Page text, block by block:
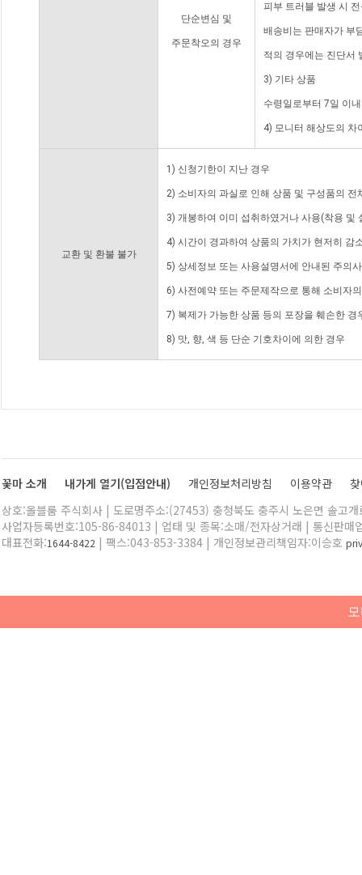
단순변심 및
주문착오의 경우
피부 트러블 발생 시
배송비는 판매자가 부
적의 경우에는 진단서
3) 기타 상품
수령일로부터 7일 이
4) 모니터 해상도의 차
교환 및 환불 불가
1) 신청기한이 지난 경우
2) 소비자의 과실로 인해 상품 및 구성품의
3) 개봉하여 이미 섭취하였거나 사용(착용 및
4) 시간이 경과하여 상품의 가치가 현저히 감
5) 상세정보 또는 사용설명서에 안내된 주의
6) 사전예약 또는 주문제작으로 통해 소비자
7) 복제가 가능한 상품 등의 포장을 훼손한 경
8) 맛, 향, 색 등 단순 기호차이에 의한 경우
꽃마 소개 내가게 열기(입점안내) 개인정보처리방침 이용약관
상호:올블룸 주식회사 | 도로명주소:(27453) 충청북도 충주시 노은면 솔고
사업자등록번호:105-86-84013 | 업태 및 종목:소매/전자상거래 | 통신판매
대표전화:1644-8422 | 팩스:043-853-3384 | 개인정보관리책임자:이승호